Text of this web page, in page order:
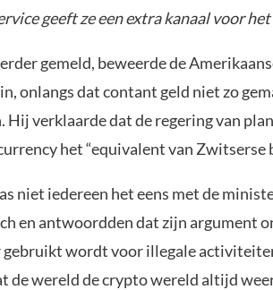
geeft ze een extra kanaal voor
gemeld, beweerde de
onlangs dat contant geld niet zo
Hij verklaarde dat de regering van
het “equivalent van Zwitserse
niet iedereen het eens met de
en antwoordden dat zijn argument
gebruikt wordt voor illegale
de wereld de crypto wereld altijd